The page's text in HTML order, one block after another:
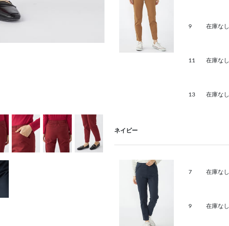
9 在庫なし
11 在庫なし
13 在庫なし
ネイビー
7 在庫なし
9 在庫なし